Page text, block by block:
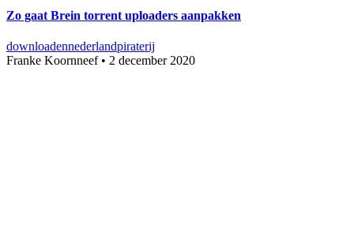
Zo gaat Brein torrent uploaders aanpakken
downloadennederlandpiraterij
Franke Koornneef• 2 december 2020